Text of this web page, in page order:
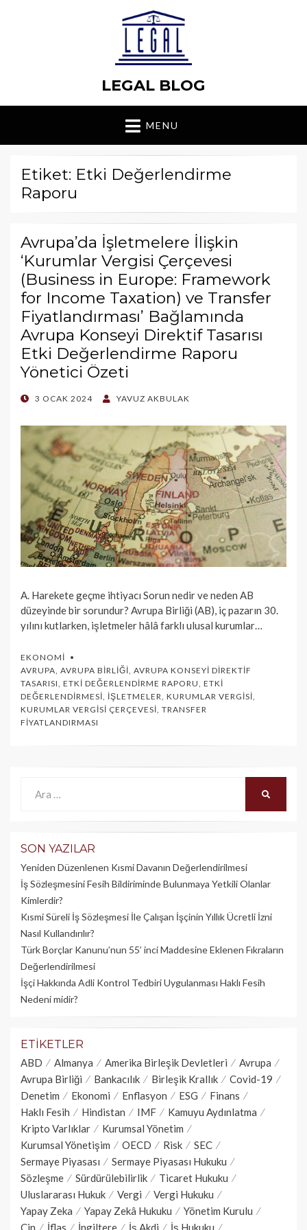
LEGAL BLOG
MENU
Etiket: Etki Değerlendirme
Raporu
Avrupa’da İşletmelere İlişkin
‘Kurumlar Vergisi Çerçevesi
(Business in Europe: Framework
for Income Taxation) ve Transfer
Fiyatlandırması’ Bağlamında
Avrupa Konseyi Direktif Tasarısı
Etki Değerlendirme Raporu
Yönetici Özeti
POSTED
3 OCAK 2024 YAVUZ AKBULAK
A. Harekete geçme ihtiyacı Sorun nedir ve neden AB
düzeyinde bir sorundur? Avrupa Birliği (AB), iç pazarın 30.
yılını kutlarken, işletmeler hâlâ farklı ulusal kurumlar…
EKONOMI
AVRUPA, AVRUPA BIRLIĞI, AVRUPA KONSEYI DIREKTIF
TASARISI, ETKI DEĞERLENDIRME RAPORU, ETKI
DEĞERLENDIRMESI, İŞLETMELER, KURUMLAR VERGISI,
KURUMLAR VERGISI ÇERÇEVESI, TRANSFER
FIYATLANDIRMASI
SON YAZILAR
Yeniden Düzenlenen Kısmi Davanın Değerlendirilmesi
İş Sözleşmesini Fesih Bildiriminde Bulunmaya Yetkili Olanlar
Kimlerdir?
Kısmi Süreli İş Sözleşmesi İle Çalışan İşçinin Yıllık Üc­retli İzni
Nasıl Kullandırılır?
Türk Borçlar Kanunu’nun 55’ inci Maddesine Eklenen Fıkraların
Değerlendirilmesi
İşçi Hakkında Adli Kontrol Tedbiri Uygulanması Haklı Fesih
Nedeni midir?
ETIKETLER
ABD Almanya Amerika Birleşik Devletleri
Avrupa
Avrupa Birliği
Bankacılık Birleşik Krallık
Covid-19
Denetim
Ekonomi Enflasyon ESG
Finans
Haklı Fesih
Hindistan IMF
Kamuyu Aydınlatma
Kripto Varlıklar
Kurumsal Yönetim
Kurumsal Yönetişim
OECD Risk
SEC
Sermaye Piyasası
Sermaye Piyasası Hukuku
Sözleşme
Sürdürülebilirlik
Ticaret Hukuku
Uluslararası Hukuk
Vergi
Vergi Hukuku
Yapay Zeka
Yapay Zekâ Hukuku
Yönetim Kurulu
Çin
İflas İngiltere İş Akdi İş Hukuku